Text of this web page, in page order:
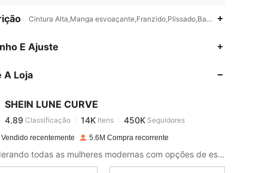
Cintura Alta,Manga esvoaçante,Franzido,Plissado,Bainha com babado
E Ajuste
A Loja
SHEIN LUNE CURVE
4,89
a***1pago1 dia atrás
recentemente 5.6M Compra recorrente
Empoderando todas as mulheres modernas com opções de estilo ilimitado.